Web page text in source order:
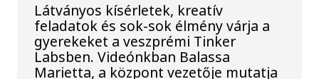
Látványos kísérletek, kreatív
feladatok és sok-sok élmény várja a
gyerekeket a veszprémi Tinker
Labsben. Videónkban Balassa
Marietta, a központ vezetője mutatja